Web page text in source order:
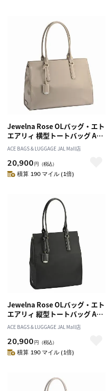
Jewelna Rose OLバッグ・エト
エアリィ 横型トートバッグ A4
サイズ 16271
ACE BAGS＆LUGGAGE JAL Mall店
20,900 円 （税込）
積算 190 マイル (1倍)
Jewelna Rose OLバッグ・エト
エアリィ 縦型トートバッグ A4
サイズ 16272
ACE BAGS＆LUGGAGE JAL Mall店
20,900 円 （税込）
積算 190 マイル (1倍)